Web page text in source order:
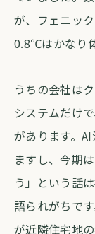
が、フェニッ
0.8℃はかなり
うちの会社は
システムだけ
があります。
ますし、今期
う」という話
語られがちで
が近隣住宅地